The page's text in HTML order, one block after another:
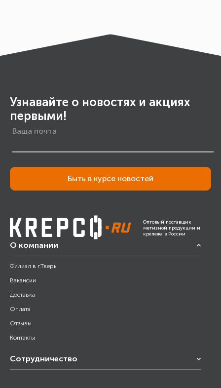
Узнавайте о новостях и акциях
первыми!
Быть в курсе новостей
Оптовый поставщик
метизной продукции и
крепежа в России
О компании
Филиал в г.Тверь
Вакансии
Доставка
Оплата
Отзывы
Контакты
Сотрудничество